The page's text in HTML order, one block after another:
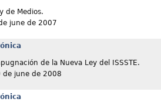
de Medios.
june de 2007
de la Nueva Ley del ISSSTE.
de june de 2008